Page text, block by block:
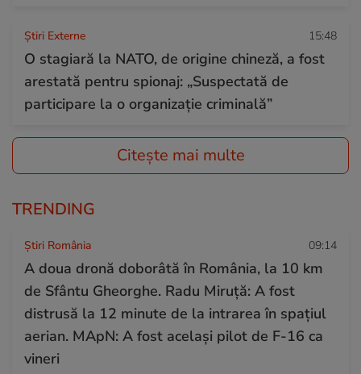
Știri Externe 15:48
O stagiară la NATO, de origine chineză, a fost
arestată pentru spionaj: „Suspectată de
participare la o organizație criminală”
Citește mai multe
TRENDING
Știri România 09:14
A doua dronă doborâtă în România, la 10 km
de Sfântu Gheorghe. Radu Miruță: A fost
distrusă la 12 minute de la intrarea în spațiul
aerian. MApN: A fost același pilot de F-16 ca
vineri